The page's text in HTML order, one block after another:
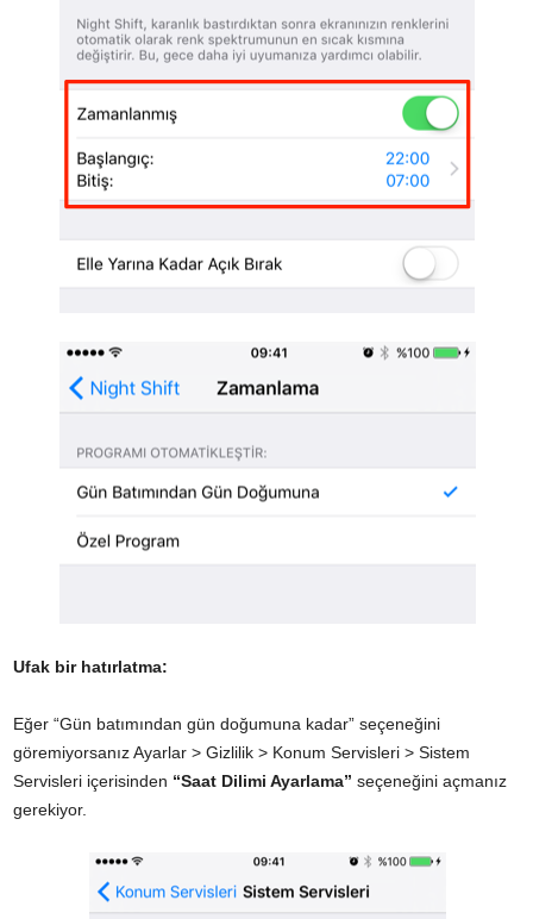
Ufak bir hatırlatma:
Eğer “Gün batımından gün doğumuna kadar” seçeneğini
göremiyorsanız Ayarlar > Gizlilik > Konum Servisleri > Sistem
Servisleri içerisinden “Saat Dilimi Ayarlama” seçeneğini açmanız
gerekiyor.